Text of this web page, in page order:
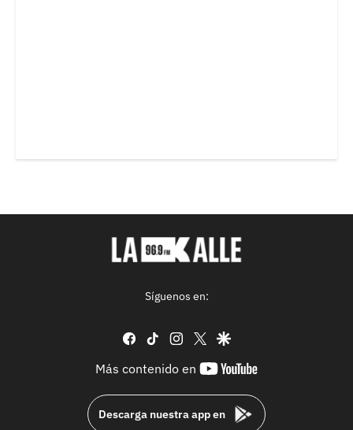
Síguenos en:
facebook
tiktok instagram
twittergoogle
Más contenido en
youtube-
Descarga nuestra app en